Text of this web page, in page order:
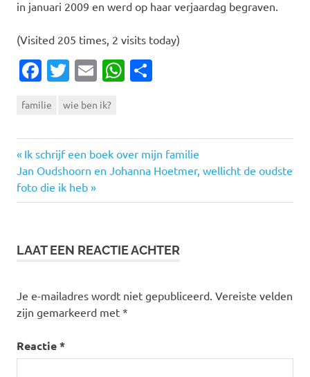
in januari 2009 en werd op haar verjaardag begraven.
(Visited 205 times, 2 visits today)
Facebook
Twitter
EmailWhatsApp
familie wie ben ik?
Bericht
navigatie
Vorige
bericht:
Ik schrijf een boek over mijn familie
Volgende
bericht:
Jan Oudshoorn en Johanna Hoetmer, wellicht de oudste
foto die ik heb
LAAT EEN REACTIE ACHTER
Je e-mailadres wordt niet gepubliceerd. Vereiste velden
zijn gemarkeerd met *
Reactie*